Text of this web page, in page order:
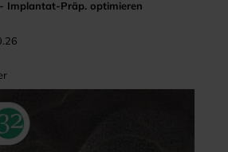
Implantat-Präp. optimieren